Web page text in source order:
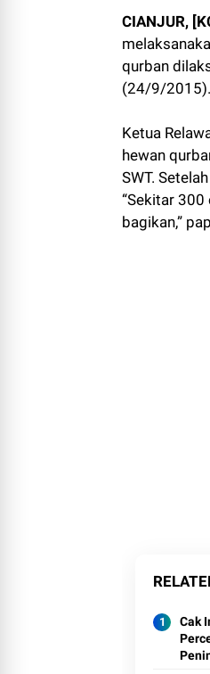
CIANJUR,
qurban
(24/9/2015).
Ketua
hewan
SWT.
“Sekitar
bagikan,”
Cak